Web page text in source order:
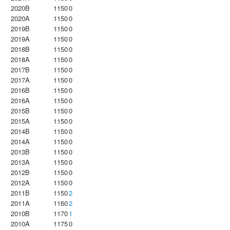
2020B
11500
2020A
11500
2019B
11500
2019A
11500
2018B
11500
2018A
11500
2017B
11500
2017A
11500
2016B
11500
2016A
11500
2015B
11500
2015A
11500
2014B
11500
2014A
11500
2013B
11500
2013A
11500
2012B
11500
2012A
11500
2011B
11502
2011A
11602
2010B
11701
2010A
11750